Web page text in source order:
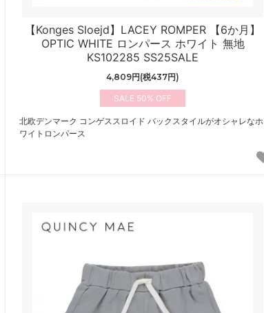
【Konges Sloejd】LACEY ROMPER 【6か月】
OPTIC WHITE ロンパース ホワイト 無地
KS102285 SS25SALE
4,809円(税437円)
50%
北欧デンマーク コンゲススロイド バックスタイルがオシャレなホ
ワイトロンパース